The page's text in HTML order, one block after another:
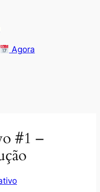
Agora
#1 –